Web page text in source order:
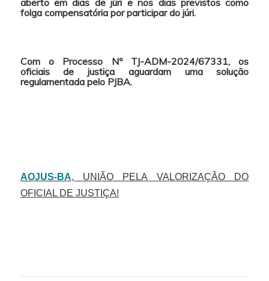
folga compensatória por participar do júri.
Com o Processo Nº TJ-ADM-2024/67331, os
oficiais de justiça aguardam uma solução
regulamentada pelo PJBA.
AOJUS-BA, UNIÃO PELA VALORIZAÇÃO DO
OFICIAL DE JUSTIÇA!